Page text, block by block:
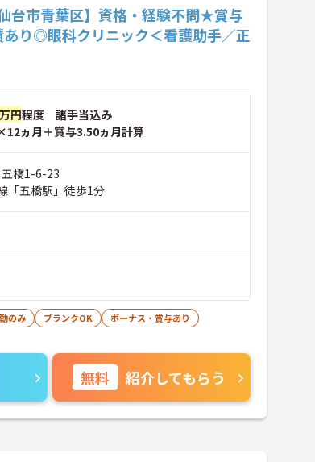
仙台市青葉区】資格・経験不問★賞与
り◎眼科クリニック＜看護助手／正
円程度 諸手当込み
ヵ月＋賞与3.50ヵ月計算
橋1-6-23
「五橋駅」徒歩1分
のみ ブランクOK
ボーナス・賞与あり
無料 紹介してもらう